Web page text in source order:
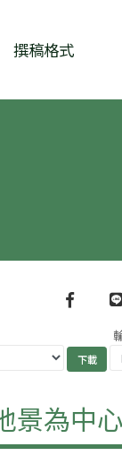
撰稿格式
景為中心